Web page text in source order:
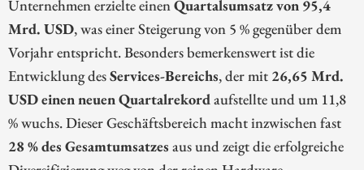
Unternehmen erzielte einenQuartalsumsatz von 95,4
Mrd. USD, was einer Steigerung von 5 % gegenüber dem
Vorjahr entspricht. Besonders bemerkenswert ist die
Entwicklung desServices-Bereichs, der mit 26,65 Mrd.
USD einen neuen Quartalrekordaufstellte und um 11,8
% wuchs. Dieser Geschäftsbereich macht inzwischen fast
28 % des Gesamtumsatzes aus und zeigt die erfolgreiche